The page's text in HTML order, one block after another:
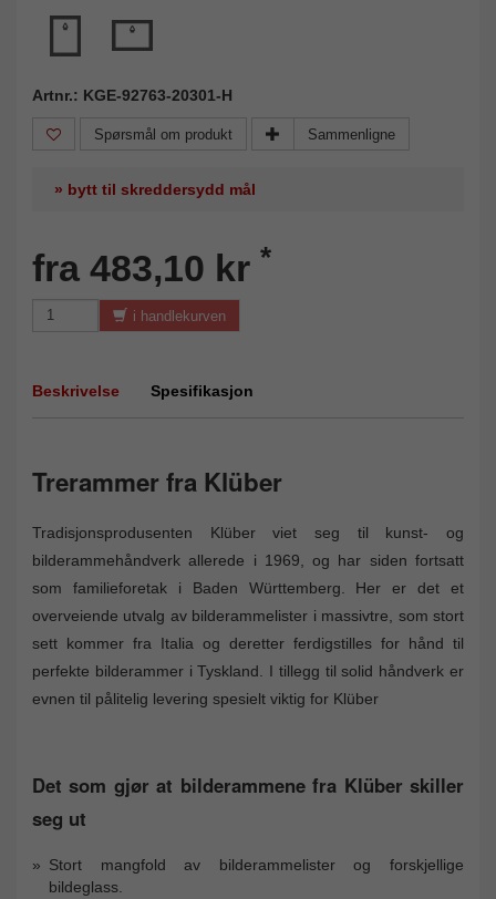
Artnr.: KGE-92763-20301-H
Spørsmål om produkt Sammenligne
» bytt til skreddersydd mål
fra 483,10 kr *
i handlekurven
Beskrivelse Spesifikasjon
Trerammer fra Klüber
Tradisjonsprodusenten Klüber viet seg til kunst- og
bilderammehåndverk allerede i 1969, og har siden fortsatt
som familieforetak i Baden Württemberg. Her er det et
overveiende utvalg av bilderammelister i massivtre, som stort
sett kommer fra Italia og deretter ferdigstilles for hånd til
perfekte bilderammer i Tyskland. I tillegg til solid håndverk er
evnen til pålitelig levering spesielt viktig for Klüber
Det som gjør at bilderammene fra Klüber skiller
seg ut
Stort mangfold av bilderammelister og forskjellige
bildeglass.